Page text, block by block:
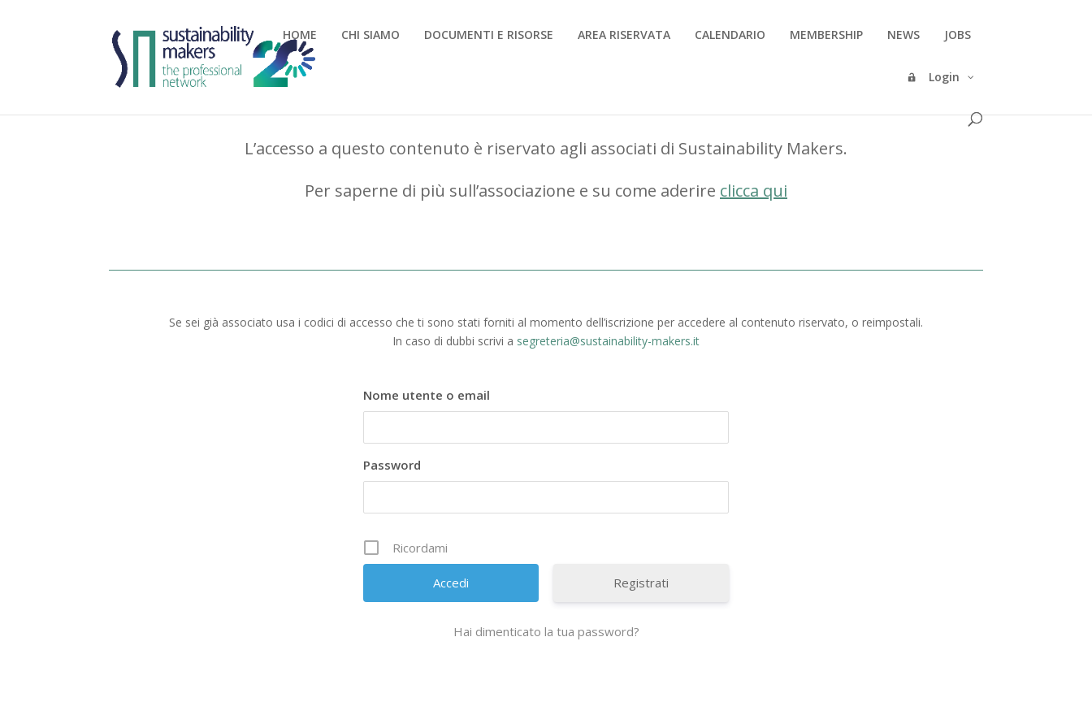
HOME CHI SIAMO DOCUMENTI E RISORSE AREA RISERVATA CALENDARIO MEMBERSHIP NEWS JOBS
Login
L’accesso a questo contenuto è riservato agli associati di Sustainability Makers.
Per saperne di più sull’associazione e su come aderire clicca qui
Se sei già associato usa i codici di accesso che ti sono stati forniti al momento dell’iscrizione per accedere al contenuto riservato, o reimpostali.
In caso di dubbi scrivi a segreteria@sustainability-makers.it
Nome utente o email
Password
Ricordami
Registrati
Hai dimenticato la tua password?